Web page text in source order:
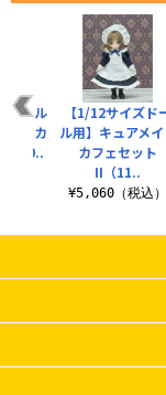
ドール
イドカ
（50..
【1/12サイズド
ル用】キュアメ
カフェセット
II（11..
¥5,060（税込）